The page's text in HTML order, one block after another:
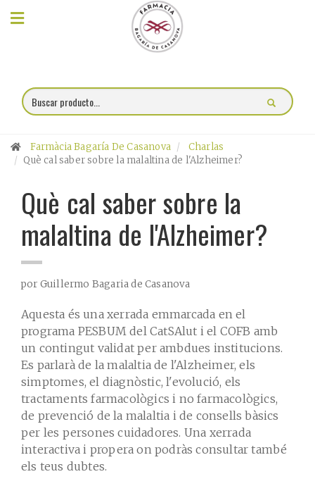
×
online
Farmacia
Blog
Charlas
Promociones
Encargo
fórmulas
Farmàcia Bagaría De Casanova
Charlas
Què cal saber sobre la malaltina de l'Alzheimer?
Què cal saber sobre la
malaltina de l'Alzheimer?
por Guillermo Bagaria de Casanova
Aquesta és una xerrada emmarcada en el
programa PESBUM del CatSAlut i el COFB amb
un contingut validat per ambdues institucions.
Es parlarà de la malaltia de l'Alzheimer, els
simptomes, el diagnòstic, l'evolució, els
tractaments farmacològics i no farmacològics,
de prevenció de la malaltia i de consells bàsics
per les persones cuidadores. Una xerrada
interactiva i propera on podràs consultar també
els teus dubtes.